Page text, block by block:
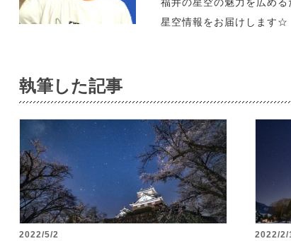
福井の星空の魅力を広める
星空情報をお届けします☆
執筆した記事
2022/5/2 2022/2/